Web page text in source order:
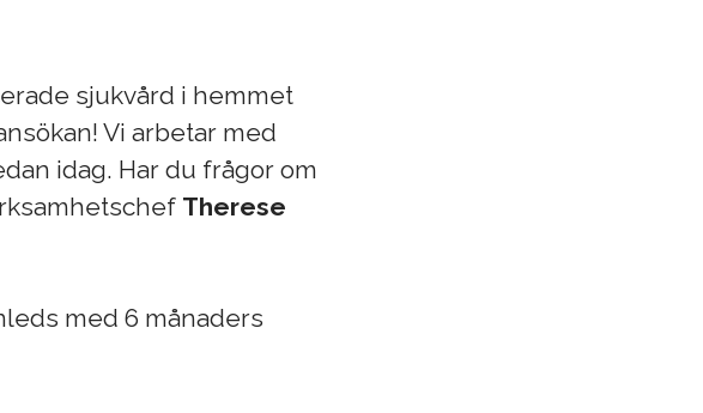
sjukvård i hemmet
Vi arbetar med
idag. Har du frågor om
Therese
med 6 månaders